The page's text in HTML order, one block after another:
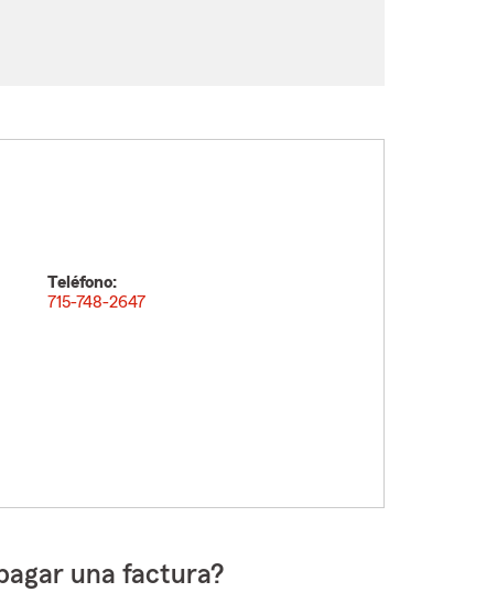
Teléfono:
715-748-2647
una factura?